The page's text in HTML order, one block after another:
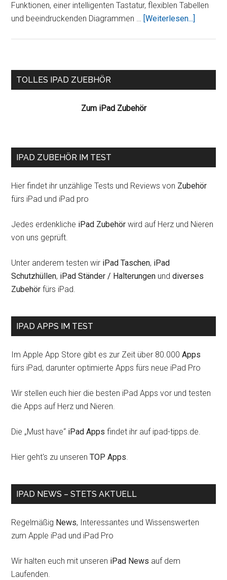
Funktionen, einer intelligenten Tastatur, flexiblen Tabellen
und beeindruckenden Diagrammen … [Weiterlesen...]
Seitenspalte
TOLLES IPAD ZUEBHÖR
Zum iPad Zubehör
IPAD ZUBEHÖR IM TEST
Hier findet ihr unzählige Tests und Reviews von Zubehör
fürs iPad und iPad pro
Jedes erdenkliche iPad Zubehör wird auf Herz und Nieren
von uns geprüft.
Unter anderem testen wir iPad Taschen, iPad
Schutzhüllen, iPad Ständer / Halterungen unddiverses
Zubehör fürs iPad.
IPAD APPS IM TEST
Im Apple App Store gibt es zur Zeit über 80.000Apps
fürs iPad, darunter optimierte Apps fürs neue iPad Pro
Wir stellen euch hier die besten iPad Apps vor und testen
die Apps auf Herz und Nieren.
Die „Must have“ iPad Apps findet ihr auf ipad-tipps.de.
Hier geht's zu unserenTOP Apps.
IPAD NEWS – STETS AKTUELL
Regelmäßig News, Interessantes und Wissenswerten
zum Apple iPad und iPad Pro
Wir halten euch mit unseren iPad News auf dem
Laufenden.